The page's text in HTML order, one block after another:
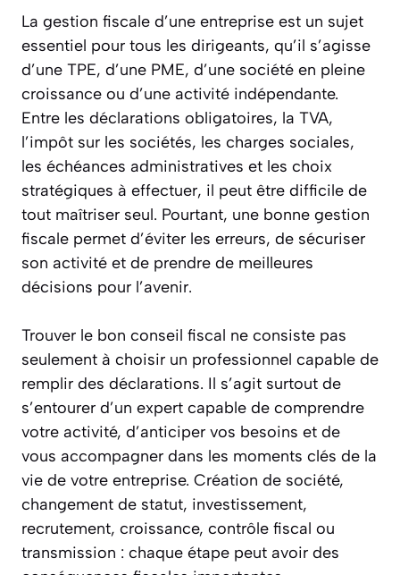
La gestion fiscale d’une entreprise est un sujet
essentiel pour tous les dirigeants, qu’il s’agisse
d’une TPE, d’une PME, d’une société en pleine
croissance ou d’une activité indépendante.
Entre les déclarations obligatoires, la TVA,
l’impôt sur les sociétés, les charges sociales,
les échéances administratives et les choix
stratégiques à effectuer, il peut être difficile de
tout maîtriser seul. Pourtant, une bonne gestion
fiscale permet d’éviter les erreurs, de sécuriser
son activité et de prendre de meilleures
décisions pour l’avenir.
Trouver le bon conseil fiscal ne consiste pas
seulement à choisir un professionnel capable de
remplir des déclarations. Il s’agit surtout de
s’entourer d’un expert capable de comprendre
votre activité, d’anticiper vos besoins et de
vous accompagner dans les moments clés de la
vie de votre entreprise. Création de société,
changement de statut, investissement,
recrutement, croissance, contrôle fiscal ou
transmission : chaque étape peut avoir des